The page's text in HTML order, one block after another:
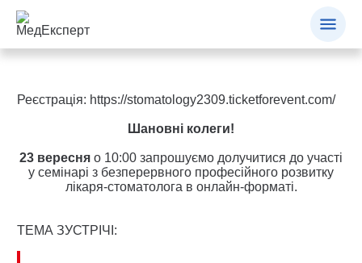
Реєстрація: https://stomatology2309.ticketforevent.com/
Шановні колеги!
23 вересня о 10:00 запрошуємо долучитися до участі
у семінарі з безперервного професійного розвитку
лікаря-стоматолога в онлайн-форматі.
ТЕМА ЗУСТРІЧІ: